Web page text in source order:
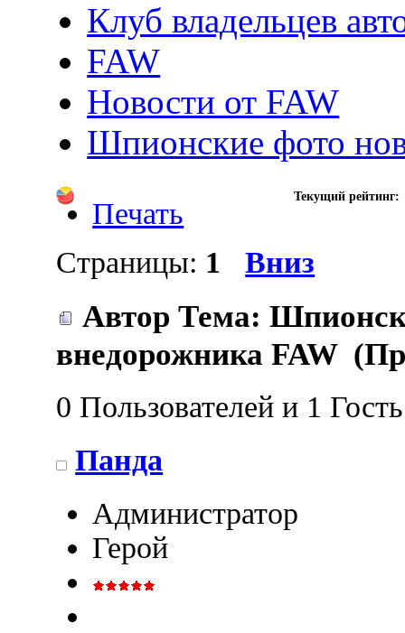
Клуб владельцев
FAW
Новости от FAW
Шпионские фото
Текущий
Печать
Страницы: 1 Вниз
Автор Тема:
внедорожника FAW
0 Пользователей и 1
Панда
Администратор
Герой